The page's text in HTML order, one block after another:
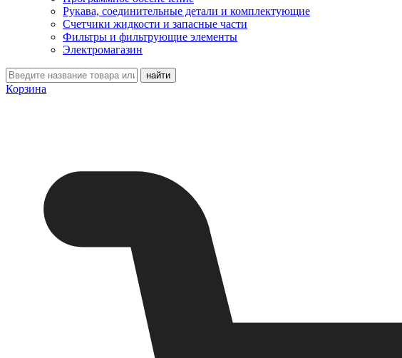
Рукава, соединительные детали и комплектующие
Счетчики жидкости и запасные части
Фильтры и фильтрующие элементы
Электромагазин
Корзина